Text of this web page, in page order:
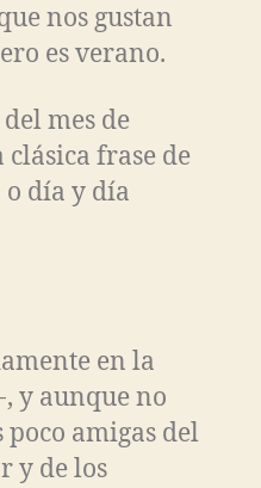
nos gustan
es verano.
mes de
clásica frase de
o día y día
en la
y aunque no
poco amigas del
y de los